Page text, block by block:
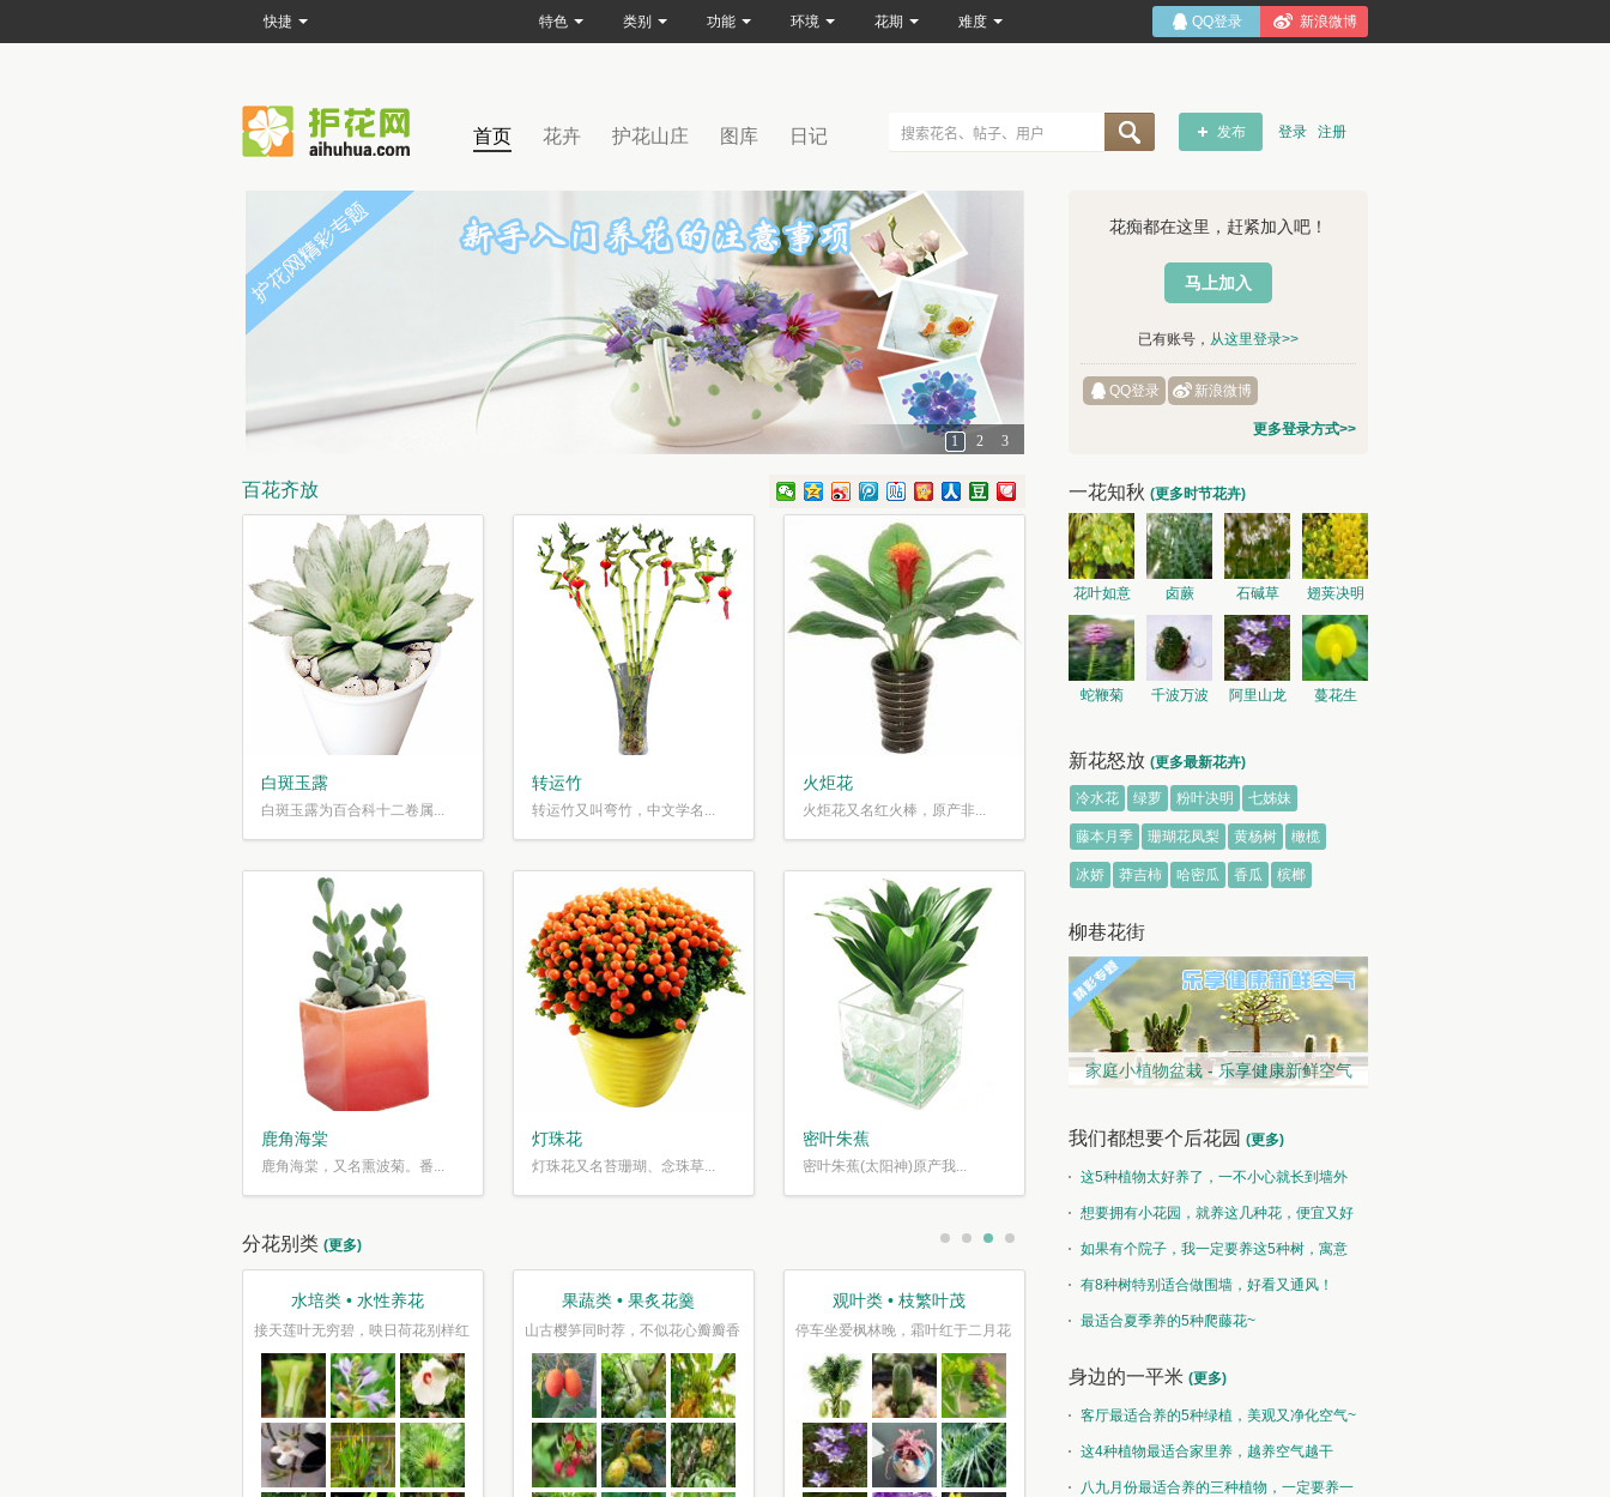
首页 花卉 护花山庄 图库 日记 发布 登录 注册
1 2 3
百花齐放
白斑玉露
白斑玉露为百合科十二卷属...
转运竹
转运竹又叫弯竹，中文学名...
火炬花
火炬花又名红火棒，原产非...
鹿角海棠
鹿角海棠，又名熏波菊。番...
灯珠花
灯珠花又名苔珊瑚、念珠草...
密叶朱蕉
密叶朱蕉(太阳神)原产我...
分花别类 (更多)
水培类 • 水性养花
接天莲叶无穷碧，映日荷花别样红
果蔬类 • 果炙花羹
山古樱笋同时荐，不似花心瓣瓣香
观叶类 • 枝繁叶茂
停车坐爱枫林晚，霜叶红于二月花 水光潋滟花方好,山色空蒙枝亦奇
花痴都在这里，赶紧加入吧！
马上加入
已有账号， 从这里登录>>
QQ登录 新浪微博
更多登录方式>>
一花知秋 (更多时节花卉)
花叶如意 卤蕨 石碱草 翅荚决明
蛇鞭菊 千波万波
阿里山龙
蔓花生
新花怒放 (更多最新花卉)
冷水花 绿萝 粉叶决明 七姊妹
藤本月季 珊瑚花凤梨 黄杨树 橄榄
冰娇 莽吉柿 哈密瓜 香瓜 槟榔
柳巷花街
家庭小植物盆栽 - 乐享健康新鲜空气
我们都想要个后花园 (更多)
这5种植物太好养了，一不小心就长到墙外
了~想要拥有小花园，就养这几种花，便宜又好
养！如果有个院子，我一定要养这5种树，寓意
特别好！
有8种树特别适合做围墙，好看又通风！
最适合夏季养的5种爬藤花~
身边的一平米 (更多)
客厅最适合养的5种绿植，美观又净化空气~
这4种植物最适合家里养，越养空气越干
净！八九月份最适合养的三种植物，一定要养一
快捷 特色 类别 功能 环境 花期 难度 QQ登录 新浪微博